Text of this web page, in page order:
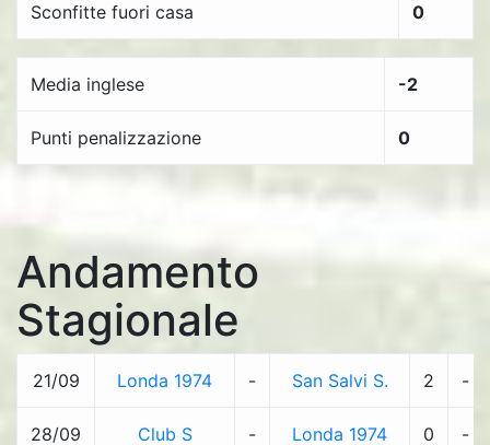
Sconfitte fuori casa 0
Media inglese -2
Punti penalizzazione 0
Andamento
Stagionale
21/09 Londa 1974 - San Salvi S. 2 -
28/09 Club S - Londa 1974 0 -